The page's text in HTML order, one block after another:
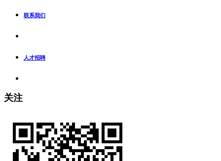
联系我们
人才招聘
关注